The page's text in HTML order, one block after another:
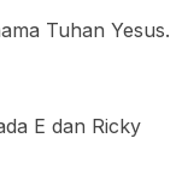
Tuhan Yesus.
E dan Ricky